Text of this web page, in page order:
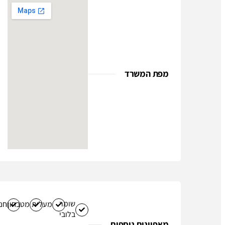
מפת המשרד
שומר
בלובי
מעליתמטבחון